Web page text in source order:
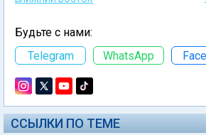
Будьте с нами:
Telegram
WhatsApp
ССЫЛКИ ПО ТЕМЕ